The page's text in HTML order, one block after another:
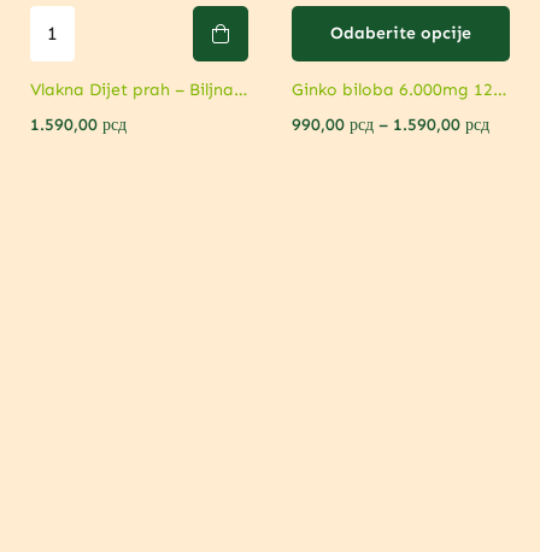
Vlakna Dijet prah – Biljna formula za mršavljenje
1.590,00 рсд
Odaberite opcije
Ginko biloba 6.000mg 120 tableta i 2.000mg 90 kapsula sa Vit B
990,00 рсд – 1.590,00 рсд